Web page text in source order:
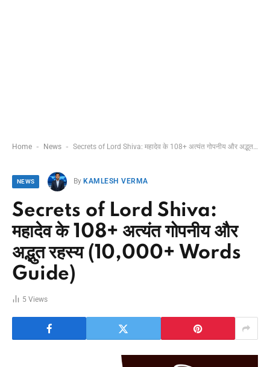
Home - News - Secrets of Lord Shiva: महादेव के 108+ अत्यंत गोपनीय और अद्भुत रहस्य (10,000+ Words Guide)
NEWS By KAMLESH VERMA
Secrets of Lord Shiva:
महादेव के 108+ अत्यंत गोपनीय और
अद्भुत रहस्य (10,000+ Words
Guide)
5 Views